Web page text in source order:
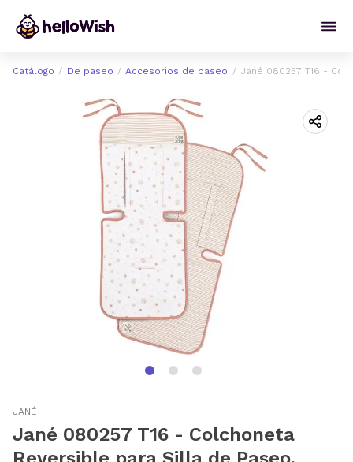
Catálogo De paseo Accesorios de paseo Jané 080257 T16 -
JANÉ
Jané 080257 T16 - Colchoneta